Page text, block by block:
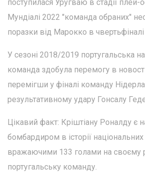
поступилася Уругваю в стадії плей-
Мундіалі 2022 "команда обраних"
поразки від Марокко в
У сезоні 2018/2019 португальська
команда здобула перемогу в
перемігши у фіналі команду
результативному удару Гонсалу
Цікавий факт: Кріштіану Роналду є
бомбардиром в історії національних
вражаючими 133 голами на своєму
португальську команду.